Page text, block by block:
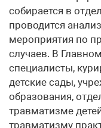
собирается в
проводится
мероприятия по
случаев. В
специалисты,
детские сады,
образования,
травматизме
травматизму